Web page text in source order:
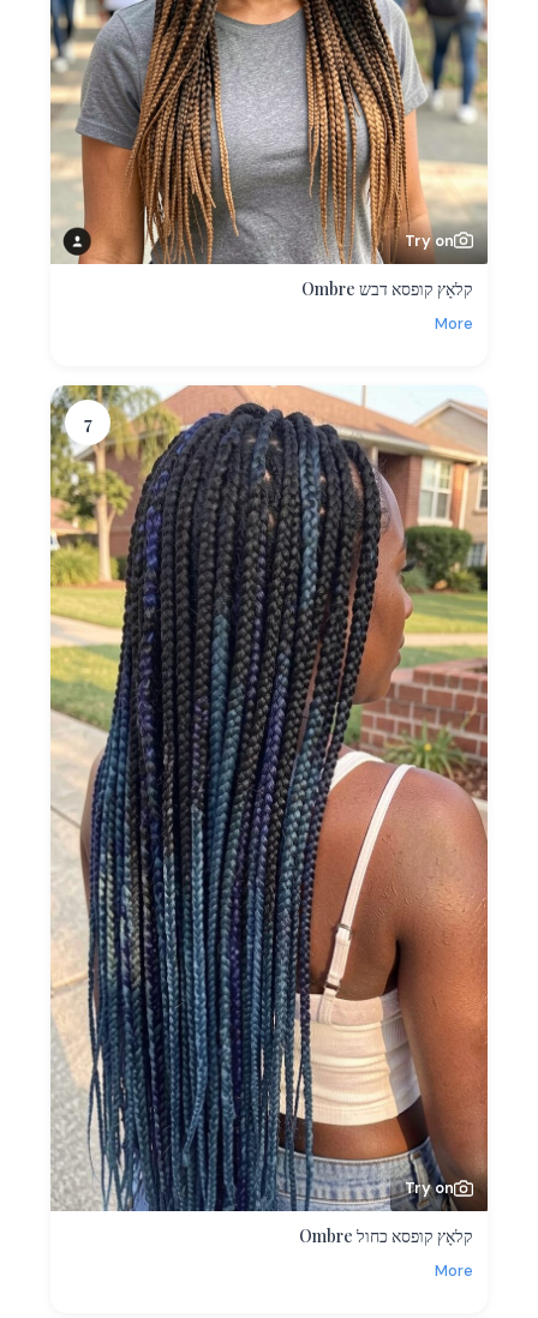
Try on
קלאָץ קופסא דבש Ombre
More
7
Try on
קלאָץ קופסא כחול Ombre
More